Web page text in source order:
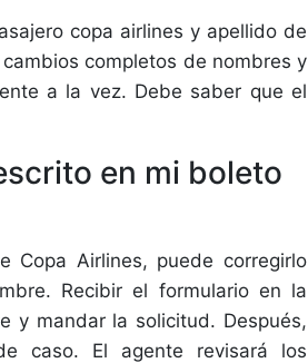
copa airlines y apellido de
completos de nombres y
a la vez. Debe saber que el
en mi boleto
Airlines, puede corregirlo
Recibir el formulario en la
y mandar la solicitud. Después,
caso. El agente revisará los